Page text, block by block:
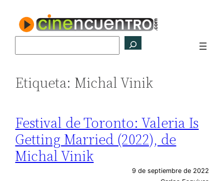
contenido
Etiqueta: Michal Vinik
Festival de Toronto: Valeria Is
Getting Married (2022), de
Michal Vinik
9 de septiembre de 2022